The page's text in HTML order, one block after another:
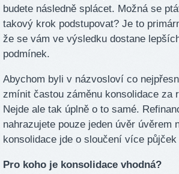
budete následně splácet. Možná se
takový krok podstupovat? Je to
že se vám ve výsledku dostane
podmínek.
Abychom byli v názvosloví co
zmínit častou záměnu konsolidace za
Nejde ale tak úplně o to samé.
nahrazujete pouze jeden úvěr úvěrem
konsolidace jde o sloučení více půjček
Pro koho je konsolidace vhodná?